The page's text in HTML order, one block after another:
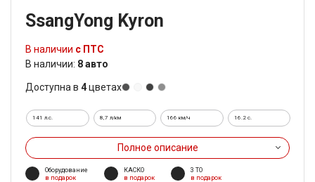
SsangYong Kyron
В наличии с ПТС
В наличии: 8 авто
Доступна в 4цветах
141 л.с. 8,7 л/км 166 км/ч 16.2 c.
Полное описание
Оборудование
в подарок
КАСКО
в подарок
3 ТО
в подарок